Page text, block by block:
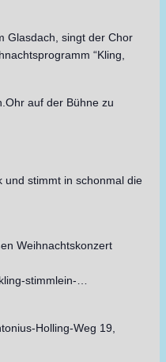
Glasdach, singt der Chor
“Kling,
auf der Bühne zu
und stimmt in schonmal die
Weihnachtskonzert
stimmlein-…
Holling-Weg 19,